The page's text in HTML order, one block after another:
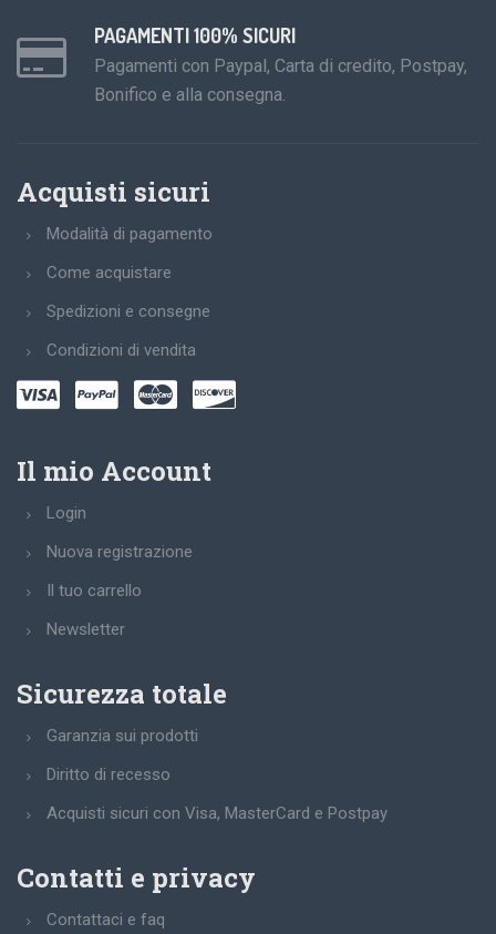
PAGAMENTI 100% SICURI
Pagamenti con Paypal, Carta di credito, Postpay,
Bonifico e alla consegna.
Acquisti sicuri
Modalità di pagamento
Come acquistare
Spedizioni e consegne
Condizioni di vendita
Il mio Account
Login
Nuova registrazione
Il tuo carrello
Newsletter
Sicurezza totale
Garanzia sui prodotti
Diritto di recesso
Acquisti sicuri con Visa, MasterCard e Postpay
Contatti e privacy
Contattaci e faq